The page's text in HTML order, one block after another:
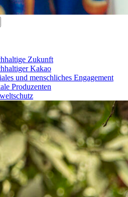
Zukunft
Kakao
und menschliches Engagement
Produzenten